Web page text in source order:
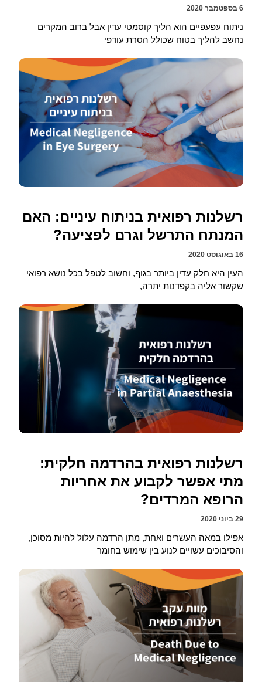
6 בספטמבר 2020
ניתוח עפעפיים הוא הליך קוסמטי עדין אבל ברוב המקרים
נחשב להליך בטוח שכולל הסרת עודפי
רשלנות רפואית בניתוח עיניים: האם
המנתח התרשל וגרם לפציעה?
16 באוגוסט 2020
העין היא חלק עדין ביותר בגוף, וחשוב לטפל בכל נושא רפואי
שקשור אליה בקפדנות יתרה,
רשלנות רפואית בהרדמה חלקית:
מתי אפשר לקבוע את אחריות
הרופא המרדים?
29 ביוני 2020
אפילו במאה העשרים ואחת, מתן הרדמה עלול להיות מסוכן,
והסיבוכים עשויים לנוע בין שימוש בחומר